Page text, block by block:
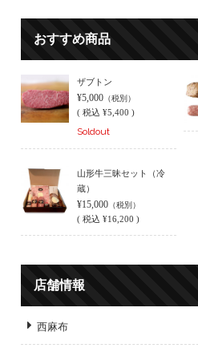
おすすめ商品
ザブトン
¥5,000 （税別）
( 税込 ¥5,400 )
Soldout
山形牛三昧セット（冷
蔵）
¥15,000 （税別）
( 税込 ¥16,200 )
店舗情報
西麻布